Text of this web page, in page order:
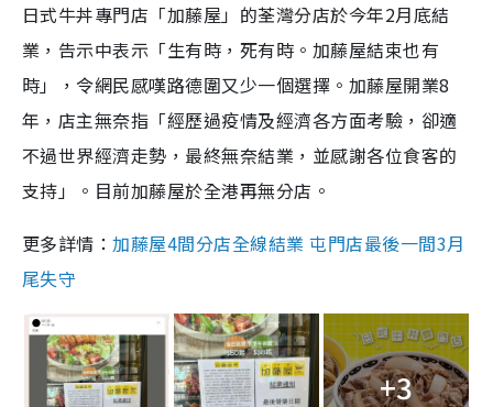
日式牛丼專門店「加藤屋」的荃灣分店於今年2月底結
業，告示中表示「生有時，死有時。加藤屋結束也有
時」，令網民感嘆路德圍又少一個選擇。加藤屋開業8
年，店主無奈指「經歷過疫情及經濟各方面考驗，卻適
不過世界經濟走勢，最終無奈結業，並感謝各位食客的
支持」。目前加藤屋於全港再無分店。
更多詳情：加藤屋4間分店全線結業 屯門店最後一間3月
尾失守
+3